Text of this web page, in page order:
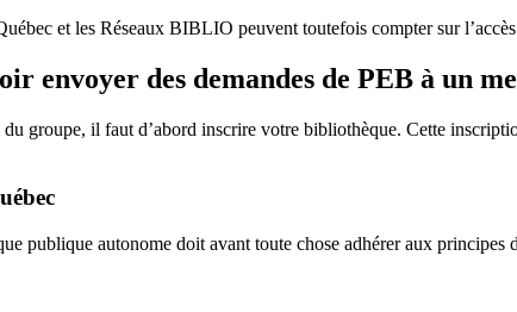
et les Réseaux BIBLIO peuvent toutefois compter sur
envoyer des demandes de PEB à un
groupe, il faut d’abord inscrire votre bibliothèque. Cette
publique autonome doit avant toute chose adhérer aux principes